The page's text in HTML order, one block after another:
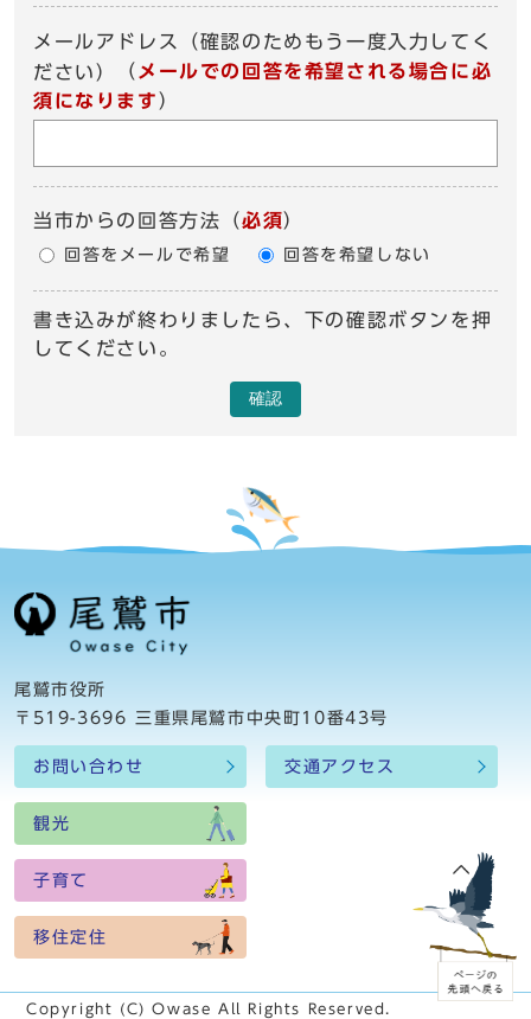
メールアドレス（確認のためもう一度入力してく
ださい）
（ メールでの回答を希望される場合に必
須になります ）
当市からの回答方法 （必須）
回答をメールで希望 回答を希望しない
書き込みが終わりましたら、下の確認ボタンを押
してください。
確認
尾鷲市役所
〒519-3696 三重県尾鷲市中央町10番43号
お問い合わせ 交通アクセス
観光
子育て
移住定住
Copyright (C) Owase All Rights Reserved.